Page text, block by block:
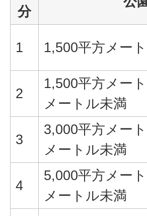
分
1 1,500平方メー
2
1,500平方メー
メートル未満
3
3,000平方メー
メートル未満
4
5,000平方メー
メートル未満